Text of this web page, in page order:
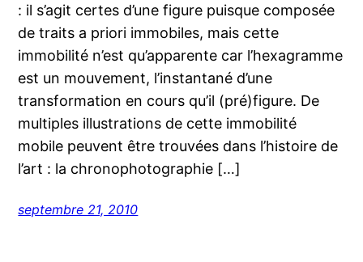
: il s’agit certes d’une figure puisque composée
de traits a priori immobiles, mais cette
immobilité n’est qu’apparente car l’hexagramme
est un mouvement, l’instantané d’une
transformation en cours qu’il (pré)figure. De
multiples illustrations de cette immobilité
mobile peuvent être trouvées dans l’histoire de
l’art : la chronophotographie […]
septembre 21, 2010